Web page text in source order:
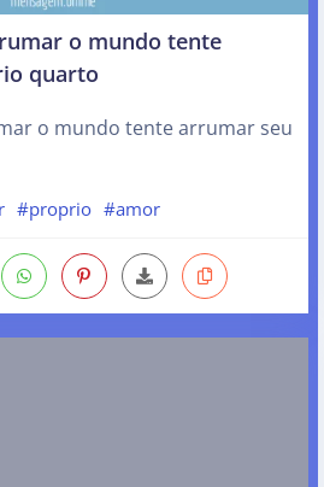
o mundo tente
quarto
o mundo tente arrumar seu
#proprio #amor